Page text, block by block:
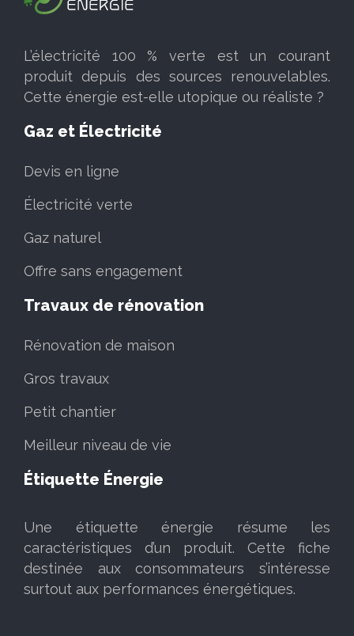
L’électricité 100 % verte est un courant
produit depuis des sources renouvelables.
Cette énergie est-elle utopique ou réaliste ?
Gaz et Électricité
Devis en ligne
Électricité verte
Gaz naturel
Offre sans engagement
Travaux de rénovation
Rénovation de maison
Gros travaux
Petit chantier
Meilleur niveau de vie
Étiquette Énergie
Une étiquette énergie résume les
caractéristiques d’un produit. Cette fiche
destinée aux consommateurs s’intéresse
surtout aux performances énergétiques.